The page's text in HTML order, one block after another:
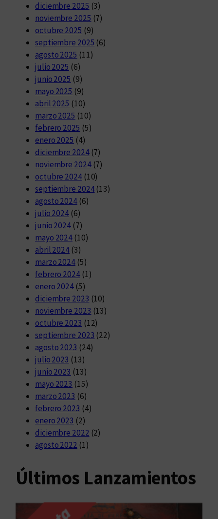
diciembre 2025 (3)
noviembre 2025 (7)
octubre 2025 (9)
septiembre 2025 (6)
agosto 2025 (11)
julio 2025 (6)
junio 2025 (9)
mayo 2025 (9)
abril 2025 (10)
marzo 2025 (10)
febrero 2025 (5)
enero 2025 (4)
diciembre 2024(7)
noviembre 2024(7)
octubre 2024(10)
septiembre 2024(13)
agosto 2024(6)
julio 2024 (6)
junio 2024 (7)
mayo 2024 (10)
abril 2024 (3)
marzo 2024 (5)
febrero 2024(1)
enero 2024 (5)
diciembre 2023 (10)
noviembre 2023 (13)
octubre 2023 (12)
septiembre 2023 (22)
agosto 2023 (24)
julio 2023 (13)
junio 2023 (13)
mayo 2023 (15)
marzo 2023 (6)
febrero 2023 (4)
enero 2023 (2)
diciembre 2022 (2)
agosto 2022 (1)
Últimos Lanzamientos